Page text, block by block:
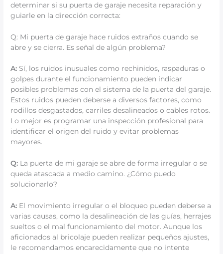
determinar si su puerta de garaje necesita reparación y
guiarle en la dirección correcta:
Q: Mi puerta de garaje hace ruidos extraños cuando se
abre y se cierra. Es señal de algún problema?
A: Sí, los ruidos inusuales como rechinidos, raspaduras o
golpes durante el funcionamiento pueden indicar
posibles problemas con el sistema de la puerta del garaje.
Estos ruidos pueden deberse a diversos factores, como
rodillos desgastados, carriles desalineados o cables rotos.
Lo mejor es programar una inspección profesional para
identificar el origen del ruido y evitar problemas
mayores.
Q: La puerta de mi garaje se abre de forma irregular o se
queda atascada a medio camino. ¿Cómo puedo
solucionarlo?
A: El movimiento irregular o el bloqueo pueden deberse a
varias causas, como la desalineación de las guías, herrajes
sueltos o el mal funcionamiento del motor. Aunque los
aficionados al bricolaje pueden realizar pequeños ajustes,
le recomendamos encarecidamente que no intente